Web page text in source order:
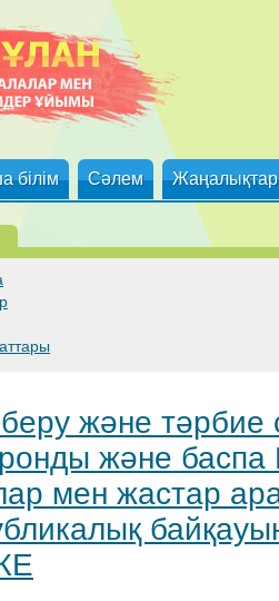
білім Сәлем Жаңалықтар
беру және тәрбие
және баспа
мен жастар